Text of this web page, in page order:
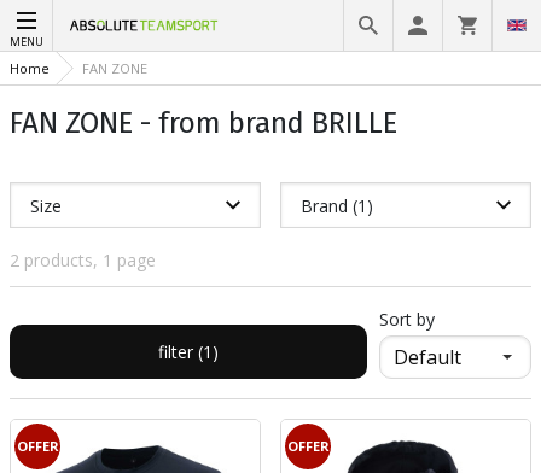
MENU
Home FAN ZONE
FAN ZONE - from brand BRILLE
Size Brand (1)
2 products, 1 page
filter (1)
Sort by
OFFER OFFER